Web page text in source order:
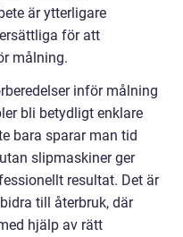
är ytterligare
för att
målning.
inför målning
bli betydligt enklare
bara sparar man tid
slipmaskiner ger
resultat. Det är
till återbruk, där
hjälp av rätt